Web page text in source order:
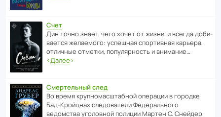
Счет
Дин точно знает, чего хочет от жизни, и всегда доби­
ва­ется жела­е­мого: успе­шная спор­ти­вная карьера,
отли­чные отметки, попу­ля­р­ность и внимание…
‹Далее›
Смертельный след
Во время круп­но­мас­ш­та­бной операции в городке
Бад‑Крой­цнах следо­ва­тели Феде­раль­ного
ведомства уголо­вной полиции Мартен С. Снейдер